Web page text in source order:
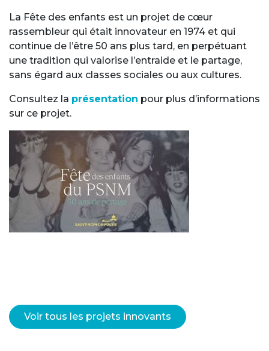
La Fête des enfants est un projet de cœur
rassembleur qui était innovateur en 1974 et qui
continue de l’être 50 ans plus tard, en perpétuant
une tradition qui valorise l’entraide et le partage,
sans égard aux classes sociales ou aux cultures.
Consultez la présentation pour plus d’informations
sur ce projet.
Voir tous les projets innovants